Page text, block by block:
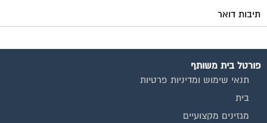
תיבות דואר
פורטל בית משותף
תנאי שימוש ומדיניות פרטיות
בית
מגזינים מקצועיים